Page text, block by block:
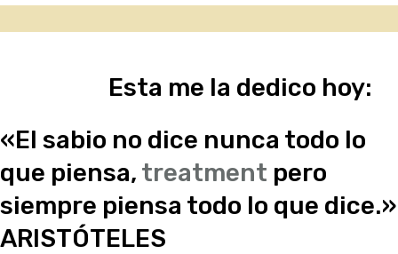
Esta me la dedico hoy:
«El sabio no dice nunca todo lo
que piensa, treatment pero
siempre piensa todo lo que dice.»
ARISTÓTELES